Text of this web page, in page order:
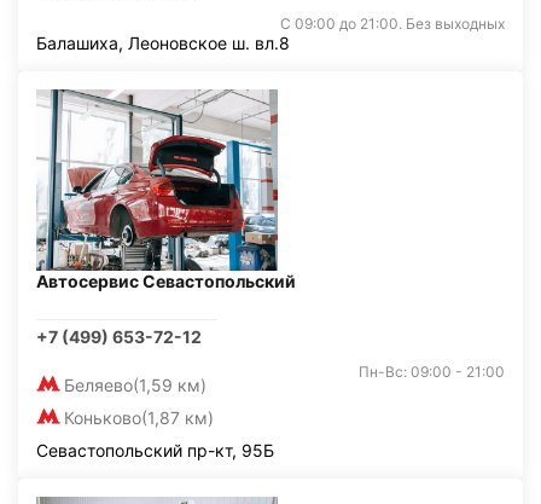
С 09:00 до 21:00. Без выходных
Балашиха, Леоновское ш. вл.8
Автосервис Севастопольский
+7 (499) 653-72-12
Беляево(1,59 км)
Коньково(1,87 км)
Пн-Вс: 09:00 - 21:00
Севастопольский пр-кт, 95Б